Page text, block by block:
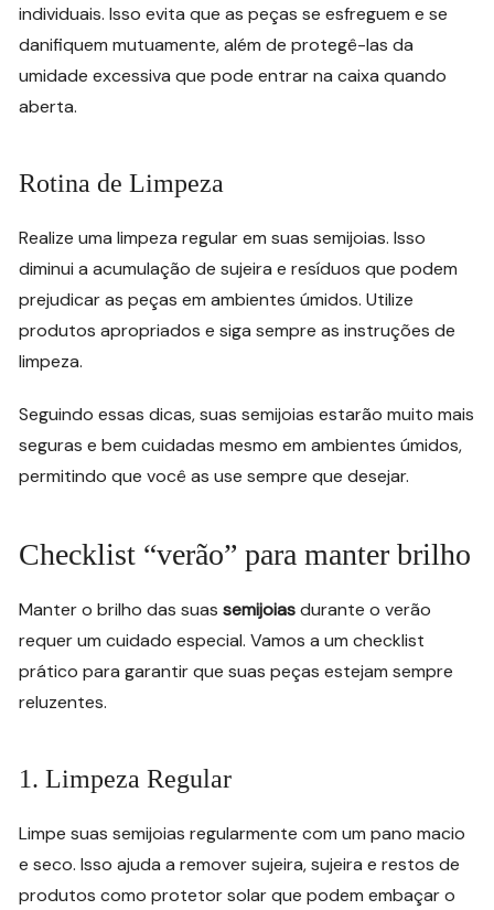
individuais. Isso evita que as peças se esfreguem e se
danifiquem mutuamente, além de protegê-las da
umidade excessiva que pode entrar na caixa quando
aberta.
Rotina de Limpeza
Realize uma limpeza regular em suas semijoias. Isso
diminui a acumulação de sujeira e resíduos que podem
prejudicar as peças em ambientes úmidos. Utilize
produtos apropriados e siga sempre as instruções de
limpeza.
Seguindo essas dicas, suas semijoias estarão muito mais
seguras e bem cuidadas mesmo em ambientes úmidos,
permitindo que você as use sempre que desejar.
Checklist “verão” para manter brilho
Manter o brilho das suassemijoiasdurante o verão
requer um cuidado especial. Vamos a um checklist
prático para garantir que suas peças estejam sempre
reluzentes.
1. Limpeza Regular
Limpe suas semijoias regularmente com um pano macio
e seco. Isso ajuda a remover sujeira, sujeira e restos de
produtos como protetor solar que podem embaçar o